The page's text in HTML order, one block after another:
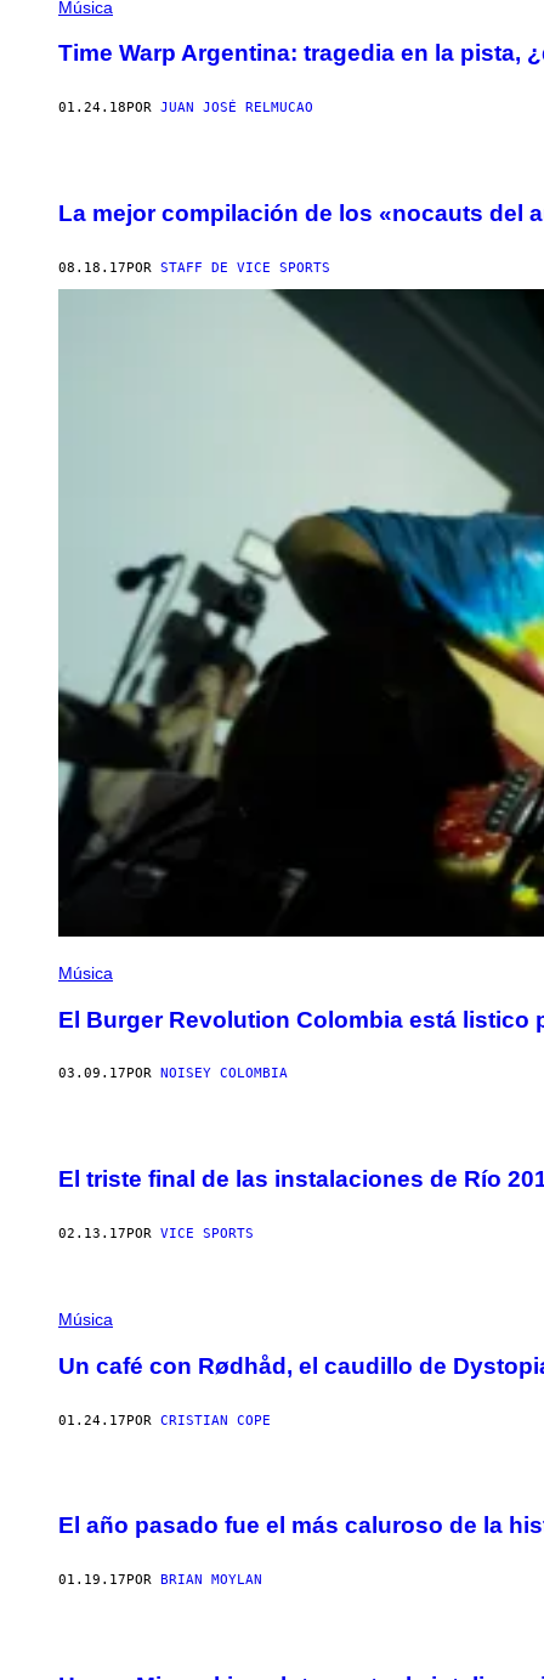
Música
Time Warp Argentina: tragedia en la pista,
01.24.18 POR JUAN JOSÉ RELMUCAO
La mejor compilación de los «nocauts del
08.18.17POR STAFF DE VICE SPORTS
Música
El Burger Revolution Colombia está listico
03.09.17 POR NOISEY COLOMBIA
El triste final de las instalaciones de Río
02.13.17POR VICE SPORTS
Música
Un café con Rødhåd, el caudillo de
01.24.17POR CRISTIAN COPE
El año pasado fue el más caluroso de la
01.19.17POR BRIAN MOYLAN